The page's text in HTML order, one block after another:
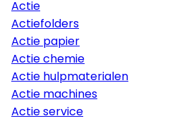
Actie
Actiefolders
Actie papier
Actie chemie
Actie hulpmaterialen
Actie machines
Actie service